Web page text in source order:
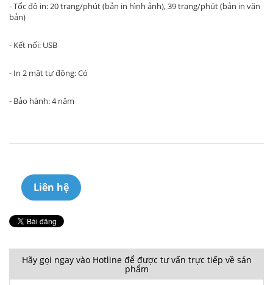
- Tốc độ in: 20 trang/phút (bản in hình ảnh), 39 trang/phút (bản in văn
bản)
- Kết nối: USB
- In 2 mặt tự động: Có
- Bảo hành: 4 năm
Liên hệ
Hãy gọi ngay vào Hotline để được tư vấn trực tiếp về sản
phẩm